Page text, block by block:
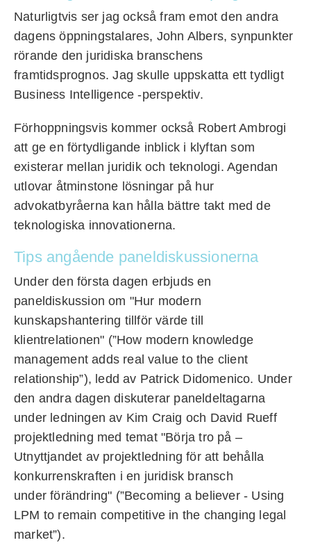
Naturligtvis ser jag också fram emot den andra
dagens öppningstalares, John Albers, synpunkter
rörande den juridiska branschens
framtidsprognos. Jag skulle uppskatta ett tydligt
Business Intelligence -perspektiv.
Förhoppningsvis kommer också Robert Ambrogi
att ge en förtydligande inblick i klyftan som
existerar mellan juridik och teknologi. Agendan
utlovar åtminstone lösningar på hur
advokatbyråerna kan hålla bättre takt med de
teknologiska innovationerna.
Tips angående paneldiskussionerna
Under den första dagen erbjuds en
paneldiskussion om "Hur modern
kunskapshantering tillför värde till
klientrelationen" (”How modern knowledge
management adds real value to the client
relationship”), ledd av Patrick Didomenico. Under
den andra dagen diskuterar paneldeltagarna
under ledningen av Kim Craig och David Rueff
projektledning med temat "Börja tro på –
Utnyttjandet av projektledning för att behålla
konkurrenskraften i en juridisk bransch
under förändring" (”Becoming a believer - Using
LPM to remain competitive in the changing legal
market”).